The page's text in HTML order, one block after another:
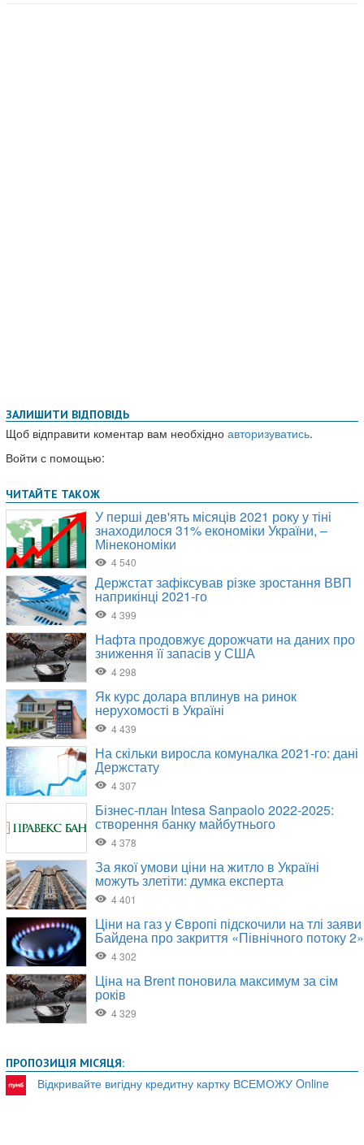
ЗАЛИШИТИ ВІДПОВІДЬ
Щоб відправити коментар вам необхідно авторизуватись.
Войти с помощью:
ПРОПОЗИЦІЯ МІСЯЦЯ:
Відкривайте вигідну кредитну картку ВСЕМОЖУ Online